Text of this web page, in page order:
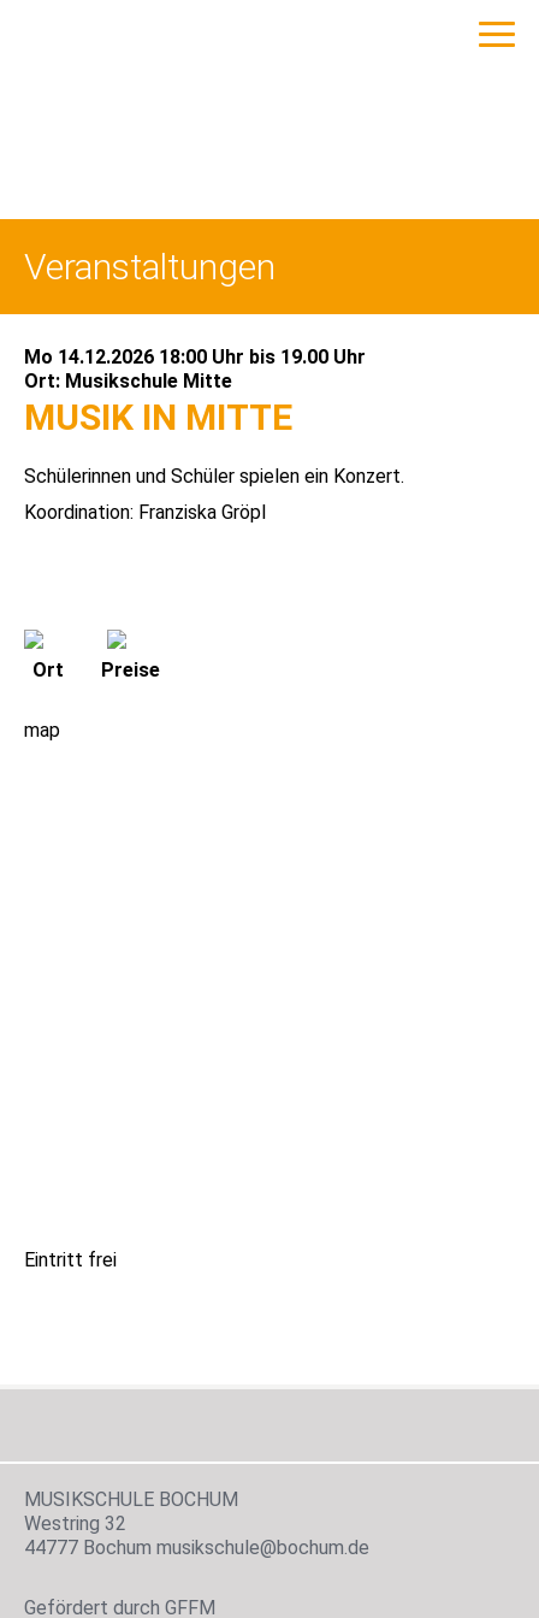
Veranstaltungen
Mo 14.12.2026 18:00 Uhr bis 19.00 Uhr
Ort: Musikschule Mitte
MUSIK IN MITTE
Schülerinnen und Schüler spielen ein Konzert.
Koordination: Franziska Gröpl
Ort Preise
map
Eintritt frei
MUSIKSCHULE BOCHUM
Westring 32
44777 Bochum musikschule@bochum.de
Gefördert durch GFFM